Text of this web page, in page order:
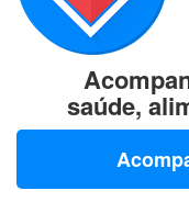
saúde,